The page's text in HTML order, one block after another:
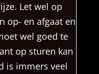
Let wel op
op- en afgaat en
wel goed te
op sturen kan
is immers veel